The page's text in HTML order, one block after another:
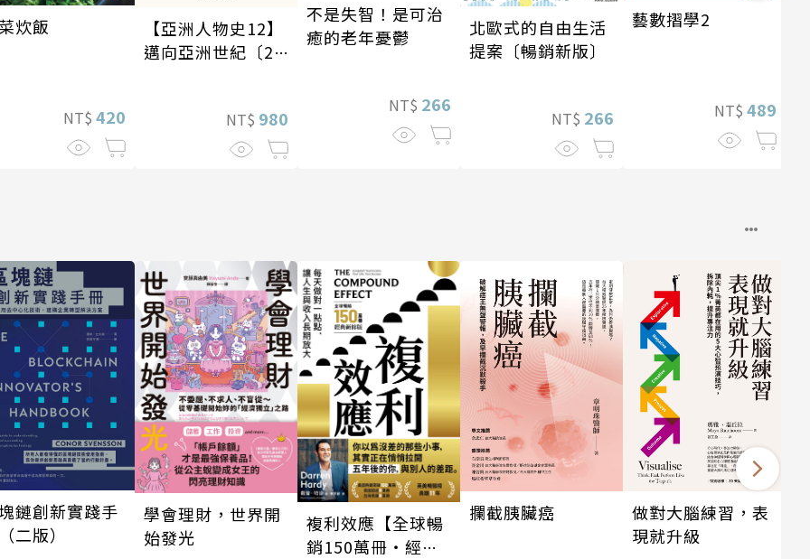
炊飯
NT$ 420
【亞洲人物史12】
邁向亞洲世紀〔20
NT$ 980
不是失智！是可治
癒的老年憂鬱
NT$ 266
北歐式的自由生活
提案〔暢銷新版〕
NT$ 266
藝數摺學2
NT$ 489
鏈創新實踐手
二版）
學會理財，世界開
始發光
複利效應【全球暢
銷150萬冊・經典
攔截胰臟癌
做對大腦練習，表
現就升級